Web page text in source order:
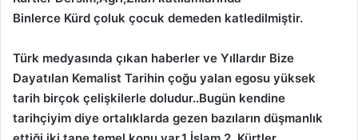
Binlerce Kürd çoluk çocuk demeden katledilmiştir.
Türk medyasında çıkan haberler ve Yıllardır Bize
Dayatılan Kemalist Tarihin çoğu yalan egosu yüksek
tarih birçok çelişkilerle doludur..Bugün kendine
tarihçiyim diye ortalıklarda gezen bazıların düşmanlık